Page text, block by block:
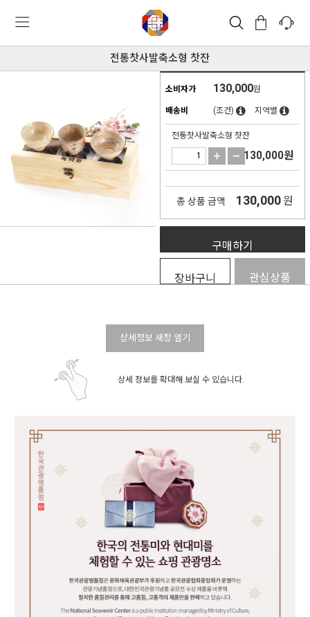
전통찻사발축소형 찻잔
소비자가 130,000원
배송비 (조건) 지역별
전통찻사발축소형 찻잔
130,000원
총 상품 금액 130,000 원
구매하기
장바구니 관심상품
상세정보 새창 열기
상세 정보를 확대해 보실 수 있습니다.